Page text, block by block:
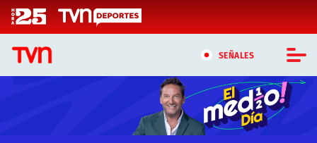
Click acá para ir directamente al contenido
SEÑALES
CASTING MASTERCHEF CHILE
CASTING TVN VERTICAL